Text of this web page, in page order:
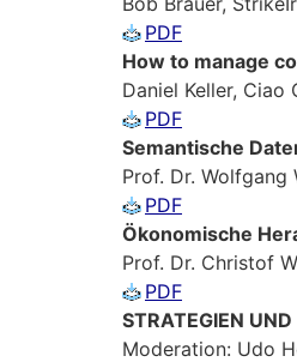
PDF
How to manage
Daniel Keller,
PDF
Semantische
Prof. Dr. Wolfgang
PDF
Ökonomische
Prof. Dr. Christof
PDF
STRATEGIEN
Moderation: Udo